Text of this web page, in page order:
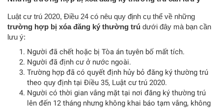
Luật cư trú 2020, Điều 24 có nêu quy định cụ thể về những
trường hợp bị xóa đăng ký thường trú dưới đây mà bạn cần
lưu ý:
Người đã chết hoặc bị Tòa án tuyên bố mất tích.
Người đã định cư ở nước ngoài.
Trường hợp đã có quyết định hủy bỏ đăng ký thường trú
theo quy định tại Điều 35, Luật cư trú 2020.
Người có thời gian vắng mặt tại nơi đăng ký thường trú
lên đến 12 tháng nhưng không khai báo tạm vắng, không